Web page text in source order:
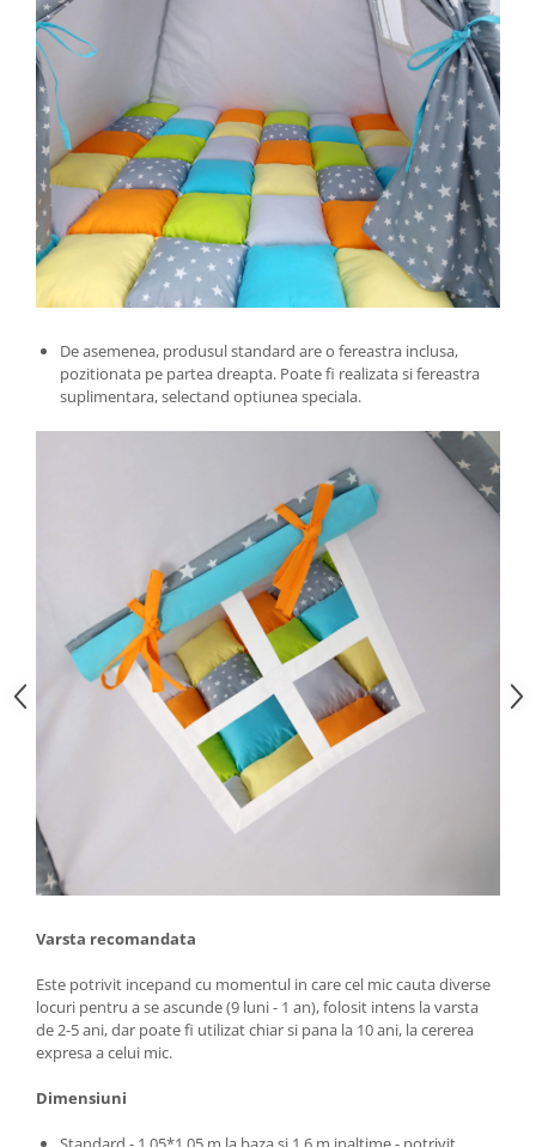
De asemenea, produsul standard are o fereastra inclusa,
pozitionata pe partea dreapta. Poate fi realizata si fereastra
suplimentara, selectand optiunea speciala.
Varsta recomandata
Este potrivit incepand cu momentul in care cel mic cauta diverse
locuri pentru a se ascunde (9 luni - 1 an), folosit intens la varsta
de 2-5 ani, dar poate fi utilizat chiar si pana la 10 ani, la cererea
expresa a celui mic.
Dimensiuni